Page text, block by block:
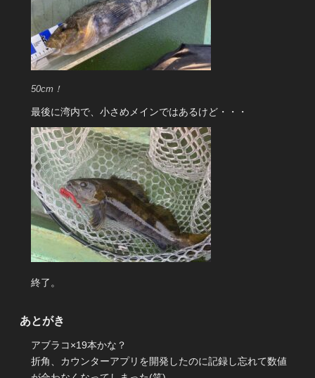
50cm！
最後に湾内で、小さめメインではあるけど・・・
終了。
あとがき
アブラコ×19本かな？
折角、カウンターアプリを開発したのに記録し忘れて数値